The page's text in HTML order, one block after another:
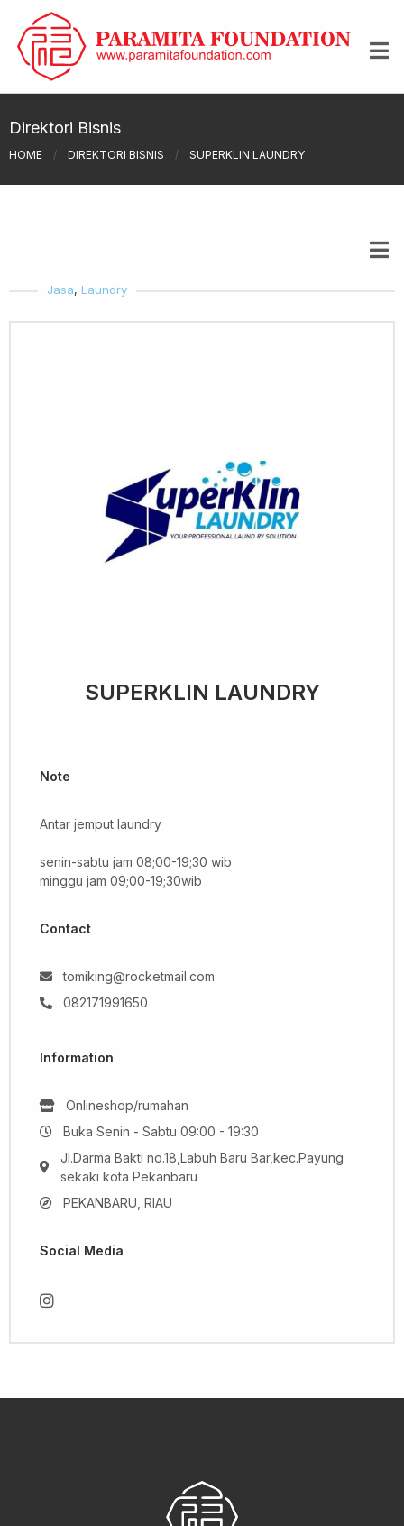
Direktori Bisnis
HOME / DIREKTORI BISNIS / SUPERKLIN LAUNDRY
Jasa, Laundry
SUPERKLIN LAUNDRY
Note
Antar jemput laundry
senin-sabtu jam 08;00-19;30 wib
minggu jam 09;00-19;30wib
Contact
tomiking@rocketmail.com
082171991650
Information
Onlineshop/rumahan
Buka Senin - Sabtu 09:00 - 19:30
Jl.Darma Bakti no.18,Labuh Baru Bar,kec.Payung
sekaki kota Pekanbaru
PEKANBARU, RIAU
Social Media